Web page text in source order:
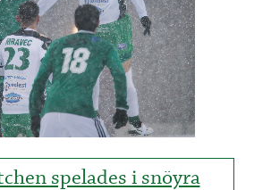
KULTUR
HISTORIA
ALLMÄN
FÖR
spelades i snöyra